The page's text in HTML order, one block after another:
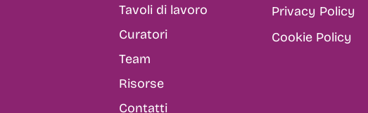
Tavoli di lavoro
Curatori
Team
Risorse
Contatti
Privacy Policy
Cookie Policy